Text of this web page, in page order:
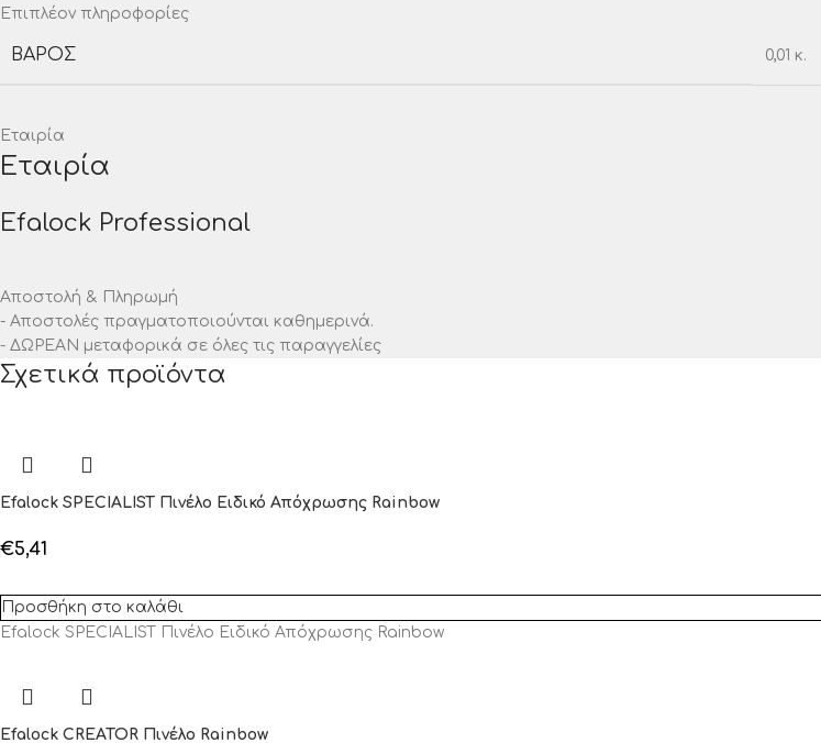
Επιπλέον πληροφορίες
ΒΆΡΟΣ 0,01 κ.
Εταιρία
Εταιρία
Efalock Professional
Αποστολή & Πληρωμή
- Αποστολές πραγματοποιούνται καθημερινά.
- ΔΩΡΕΑΝ μεταφορικά σε όλες τις παραγγελίες
Σχετικά προϊόντα
Efalock SPECIALIST Πινέλο Ειδικό Απόχρωσης Rainbow
€5,41
Προσθήκη στο καλάθι
Efalock SPECIALIST Πινέλο Ειδικό Απόχρωσης Rainbow
Efalock CREATOR Πινέλο Rainbow